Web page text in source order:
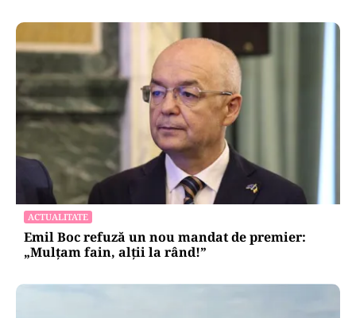
ACTUALITATE
Emil Boc refuză un nou mandat de premier:
„Mulțam fain, alții la rând!”